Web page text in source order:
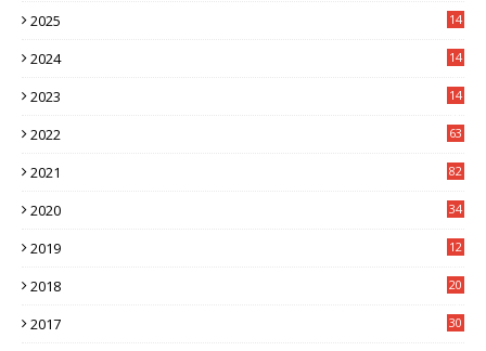
2025
14
2024
14
2023
14
2022 63
2021 82
2020 34
2019
12
2018
20
2017
30